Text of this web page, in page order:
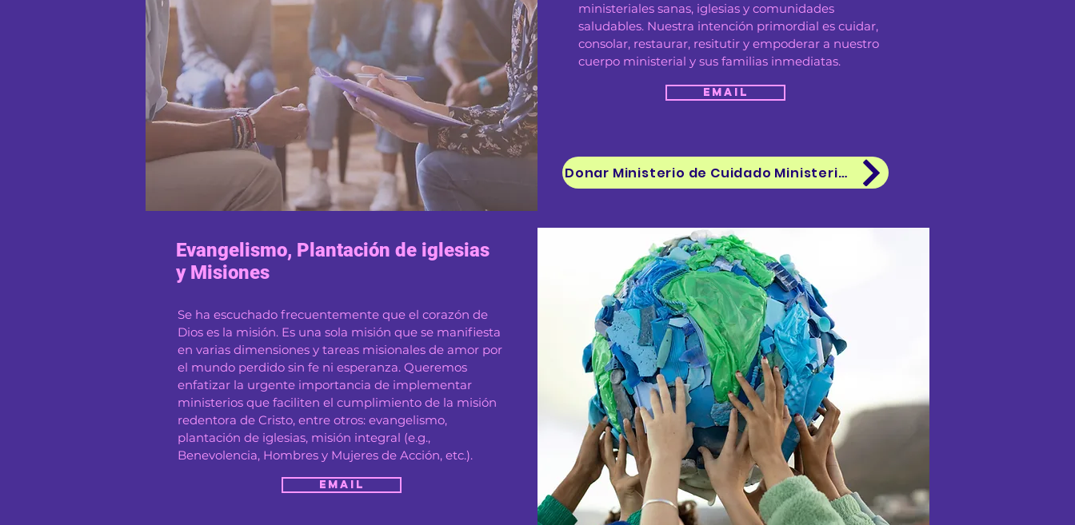
ministeriales sanas, iglesias y comunidades
saludables. Nuestra intención primordial es cuidar,
consolar, restaurar, resitutir y empoderar a nuestro
cuerpo ministerial y sus familias inmediatas.
Email
Donar Ministerio de Cuidado Ministerial
Evangelismo, Plantación de iglesias
y Misiones
Se ha escuchado frecuentemente que el corazón de
Dios es la misión. Es una sola misión que se manifiesta
en varias dimensiones y tareas misionales de amor por
el mundo perdido sin fe ni esperanza. Queremos
enfatizar la urgente importancia de implementar
ministerios que faciliten el cumplimiento de la misión
redentora de Cristo, entre otros: evangelismo,
plantación de iglesias, misión integral (e.g.,
Benevolencia, Hombres y Mujeres de Acción, etc.).
Email